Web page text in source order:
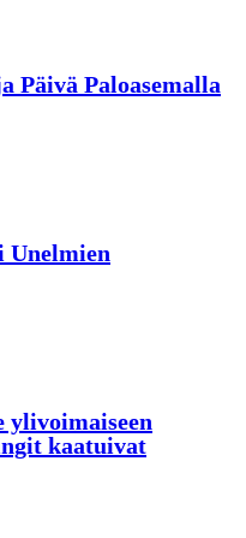
Päivä Paloasemalla
ylivoimaiseen
kaatuivat